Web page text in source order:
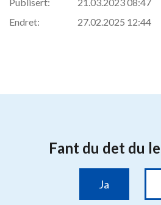
Endret:
27.02.2025 12:44